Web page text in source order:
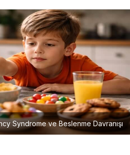
Syndrome ve Beslenme Davranışı